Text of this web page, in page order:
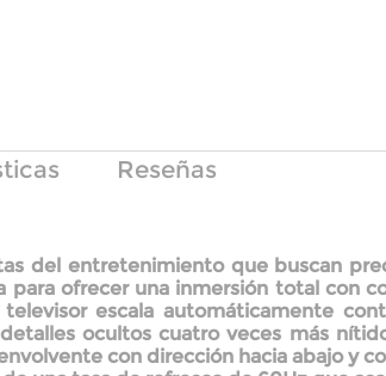
Reseñas
del entretenimiento que buscan
ofrecer una inmersión total con
escala automáticamente
detalles ocultos cuatro veces más
con dirección hacia abajo y